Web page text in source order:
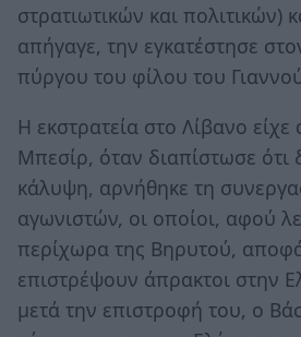
στρατιωτικών και πολιτικών)
απήγαγε, την εγκατέστησε
πύργου του φίλου του
Η εκστρατεία στο Λίβανο
Μπεσίρ, όταν διαπίστωσε ότι
κάλυψη, αρνήθηκε τη
αγωνιστών, οι οποίοι, αφού
περίχωρα της Βηρυτού,
επιστρέψουν άπρακτοι στην
μετά την επιστροφή του, ο